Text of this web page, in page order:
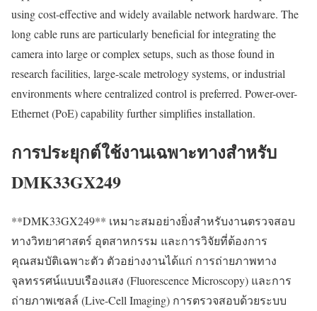
using cost-effective and widely available network hardware. The
long cable runs are particularly beneficial for integrating the
camera into large or complex setups, such as those found in
research facilities, large-scale metrology systems, or industrial
environments where centralized control is preferred. Power-over-
Ethernet (PoE) capability further simplifies installation.
การประยุกต์ใช้งานเฉพาะทางสำหรับ
DMK33GX249
**DMK33GX249** เหมาะสมอย่างยิ่งสำหรับงานตรวจสอบ
ทางวิทยาศาสตร์ อุตสาหกรรม และการวิจัยที่ต้องการ
คุณสมบัติเฉพาะตัว ตัวอย่างงานได้แก่ การถ่ายภาพทาง
จุลทรรศน์แบบเรืองแสง (Fluorescence Microscopy) และการ
ถ่ายภาพเซลล์ (Live-Cell Imaging) การตรวจสอบด้วยระบบ